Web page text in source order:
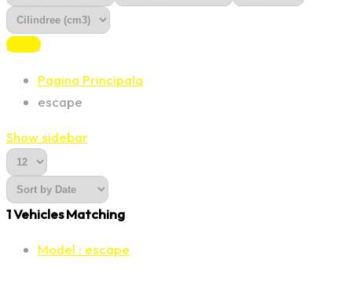
Reset
Pagina Principala
escape
Show sidebar
1Vehicles Matching
Model : escape